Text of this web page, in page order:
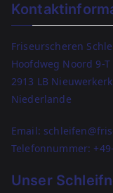
Friseurscheren
Hoofdweg Noord 9-T
2913 LB
Niederlande
Email:
Telefonnummer:
Unser